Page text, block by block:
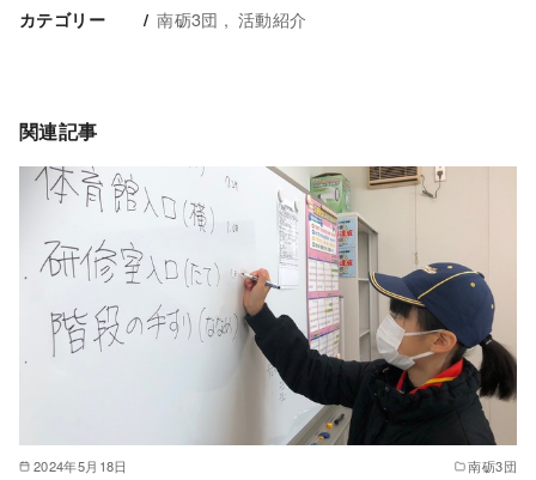
カテゴリー 南砺3団 活動紹介
関連記事
2024年5月18日 南砺3団